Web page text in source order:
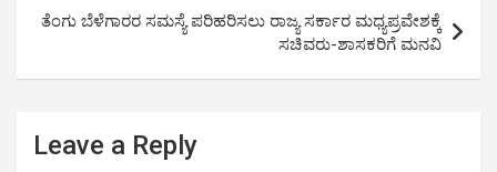
k
p
n
m
ತೆಂಗು ಬೆಳೆಗಾರರ ಸಮಸ್ಯೆ ಪರಿಹರಿಸಲು ರಾಜ್ಯ ಸರ್ಕಾರ ಮಧ್ಯಪ್ರವೇಶಕ್ಕೆ
ಸಚಿವರು-ಶಾಸಕರಿಗೆ ಮನವಿ
Leave a Reply